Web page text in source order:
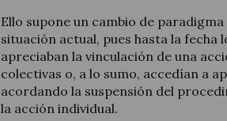
Ello supone un cambio de
situación actual, pues hasta la fecha
apreciaban la vinculación de una
colectivas o, a lo sumo, accedían a
acordando la suspensión del
la acción individual.